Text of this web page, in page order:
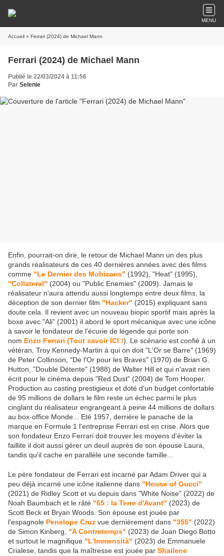
MENU
Accueil » Ferrari (2024) de Michael Mann
Ferrari (2024) de Michael Mann
Publié le 22/03/2024 à 11:56
Par Selenie
Enfin, pourrait-on dire, le retour de Michael Mann un des plus
grands réalisateurs de ces 40 dernières années avec des films
comme "Le Dernier des Mohicans" (1992), "Heat" (1995),
"Collateral" (2004) ou "Public Enemies" (2009). Jamais le
réalisateur n'aura attendu aussi longtemps entre deux films, la
déception de son dernier film "Hacker" (2015) expliquant sans
doute cela. Il revient avec un nouveau biopic sportif mais après la
boxe avec "Ali" (2001) il abord le sport mécanique avec une icône
à savoir le fondateur de l'écurie de légende qui porte son
nom Enzo Ferrari (Tout savoir ICI !). Le scénario est confié à un
vétéran, Troy Kennedy-Martin à qui on doit "L'Or se Barre" (1969)
de Peter Collinson, "De l'Or pour les Braves" (1970) de Brian G.
Hutton, "Double Détente" (1988) de Walter Hill et qui n'avait rien
écrit pour le cinéma depuis "Red Dust" (2004) de Tom Hooper.
Production au casting prestigieux et doté d'un budget confortable
de 95 millions de dollars le film reste un échec parmi le plus
cinglant du réalisateur engrangeant à peine 44 millions de dollars
au box-office Monde... Eté 1957, derrière le panache de la
marque en Formule 1 l'entreprise Ferrari est en crise. Alors que
son fondateur Enzo Ferrari doit trouver les moyens d'éviter la
faillite il doit aussi gérer un deuil auprès de son épouse Laura,
tandis qu'il cache en parallèle une seconde famille...
Le père fondateur de Ferrari est incarné par Adam Driver qui a
peu déjà incarné une icône italienne dans "House of Gucci"
(2021) de Ridley Scott et vu depuis dans "White Noise" (2022) de
Noah Baumbach et le râté "65 : la Terre d'Avant" (2023) de
Scott Beck et Bryan Woods. Son épouse est jouée par
l'espagnole Penelope Cruz vue dernièrement dans "355" (2022)
de Simon Kinberg, "A Contretemps" (2023) de Juan Diego Botto
et surtout le magnifique "L'Immensità" (2023) de Emmanuele
Crialese, tandis que la maîtresse est jouée par Shailene